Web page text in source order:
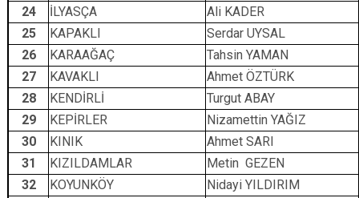
24
İLYASÇA
Ali KADER
25
KAPAKLI
Serdar UYSAL
26
KARAAĞAÇ
Tahsin YAMAN
27
KAVAKLI
Ahmet ÖZTÜRK
28
KENDİRLİ
Turgut ABAY
29
KEPİRLER
Nizamettin YAĞIZ
30
KINIK
Ahmet SARI
31
KIZILDAMLAR
Metin GEZEN
32
KOYUNKÖY
Nidayi YILDIRIM